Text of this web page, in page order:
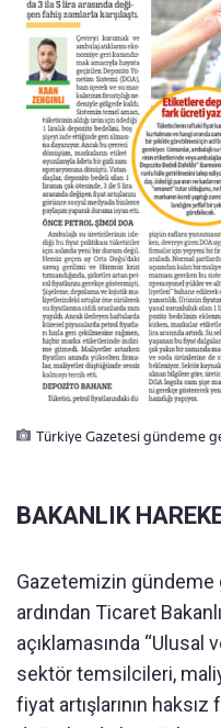
Türkiye Gazetesi gündeme
BAKANLIK
Gazetemizin gündeme
ardından Ticaret
açıklamasında
sektör temsilcileri,
fiyat artışlarının